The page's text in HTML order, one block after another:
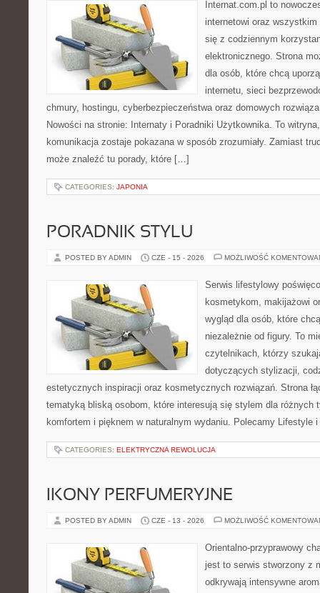
Internat.com.pl to
internetowi oraz
się z codziennym
elektronicznego. Strona
dla osób, które chcą
internetu, sieci
chmury, hostingu, cyberbezpieczeństwa oraz domowych
Nowości na stronie: Internaty i Poradniki Użytkownika. To
komunikacja zostaje pokazana w sposób zrozumiały. Zamiast
może znaleźć tu porady, które […]
CATEGORIES: JAPONIA
PORADNIK STYLU
POSTED BY ADMIN CZE - 15 - 2026 MOŻLIWOŚĆ
Serwis lifestylowy
kosmetykom, makijażowi
wygląd dla osób, które
niezależnie od figury. To
czytelnikach, którzy
dotyczących stylizacji,
estetycznych inspiracji oraz kosmetycznych rozwiązań. Strona
tematyką bliską osobom, które interesują się stylem dla różnych
komfortem i pięknem w naturalnym wydaniu. Polecamy Lifestyle
CATEGORIES: ELEKTRYCZNA REWOLUCJA
IKONY PERFUMERYJNE
POSTED BY ADMIN CZE - 13 - 2026 MOŻLIWOŚĆ
Orientalno-przyprawowy
jest to serwis stworzony z
odkrywają intensywne